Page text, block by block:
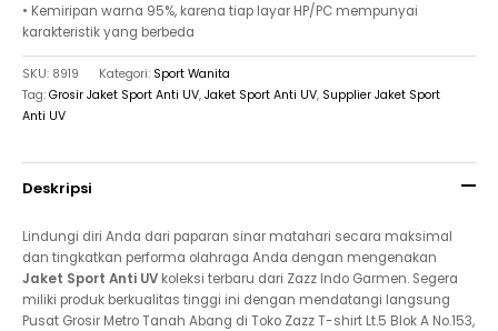
• Kemiripan warna 95%, karena tiap layar HP/PC mempunyai
karakteristik yang berbeda
SKU: 8919 Kategori: Sport Wanita
Tag: Grosir Jaket Sport Anti UV, Jaket Sport Anti UV, Supplier Jaket Sport
Anti UV
Deskripsi
Lindungi diri Anda dari paparan sinar matahari secara maksimal
dan tingkatkan performa olahraga Anda dengan mengenakan
Jaket Sport Anti UV koleksi terbaru dari Zazz Indo Garmen. Segera
miliki produk berkualitas tinggi ini dengan mendatangi langsung
Pusat Grosir Metro Tanah Abang di Toko Zazz T-shirt Lt.5 Blok A No.153,